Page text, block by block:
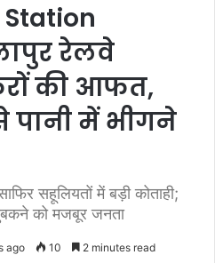
रेलवे
की आफत,
पानी में भीगने
सहूलियतों में बड़ी कोताही;
को मजबूर जनता
ago 10 2 minutes read